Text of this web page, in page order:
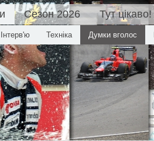
Інтерв'ю Техніка Думки вголос
Сезон 2026 Тут цікаво!